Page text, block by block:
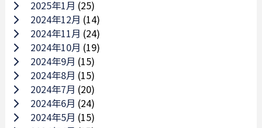
2025年1月 (25)
2024年12月 (14)
2024年11月 (24)
2024年10月 (19)
2024年9月 (15)
2024年8月 (15)
2024年7月 (20)
2024年6月 (24)
2024年5月 (15)